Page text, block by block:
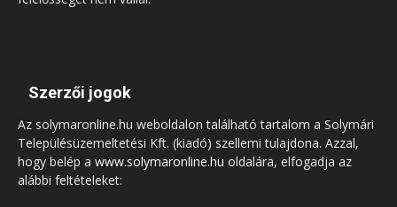
Szerzői jogok
Az solymaronline.hu weboldalon található tartalom a Solymári
Településüzemeltetési Kft. (kiadó) szellemi tulajdona. Azzal,
hogy belép a www.solymaronline.hu oldalára, elfogadja az
alábbi feltételeket: